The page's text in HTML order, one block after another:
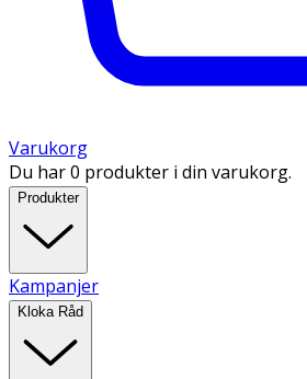
Varukorg
Du har 0 produkter i din varukorg.
Produkter
Kampanjer
Kloka Råd